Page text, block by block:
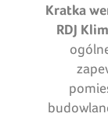
Kratka
RDJ